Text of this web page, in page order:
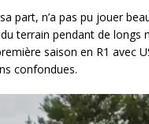
sa part, n’a pas pu jouer
terrain pendant de
saison en R1 avec
confondues.